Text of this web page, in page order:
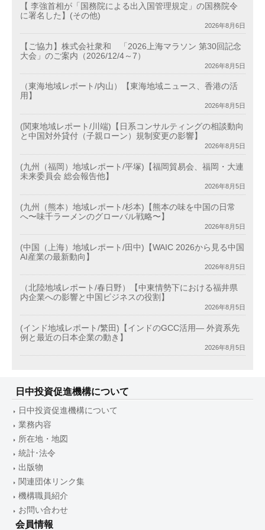
【 李強首相が「国務院による出入国管理規定」の国務院令
に署名した】(その他)
2026年8月6日
【ご協力】株式会社衆和 「2026上海マラソン 第30回記念
大会」のご案内（2026/12/4～7）
2026年8月5日
（東海地域レポート/内山）【東海地域ニュース、香港の活
用】
2026年8月5日
(関東地域レポート/川端)【日系コンサルティングの相談動向
と中国対外貸付（子親ローン）規制変更の影響】
2026年8月5日
(九州（福岡）地域レポート/平塚)【福岡貿易会、福岡・大連
未来委員会 総会報告他】
2026年8月5日
(九州（熊本）地域レポート/杉本)【熊本の味を中国の日常
へ〜味千ラーメンのグローバル戦略〜】
2026年8月5日
(中国（上海）地域レポート/田中)【WAIC 2026から見る中国
AI産業の最新動向】
2026年8月5日
（北陸地域レポート/春日野）【中東情勢下における福井県
内企業への影響と中国ビジネスの役割】
2026年8月5日
(インド地域レポート/繁田)【インドのGCC活用― 外資系先
例と最近の日本企業の動き】
2026年8月5日
日中投資促進機構について
日中投資促進機構について
業務内容
所在地・地図
統計･法令
出版物
関連団体リンク集
機構職員紹介
お問い合わせ
会員情報